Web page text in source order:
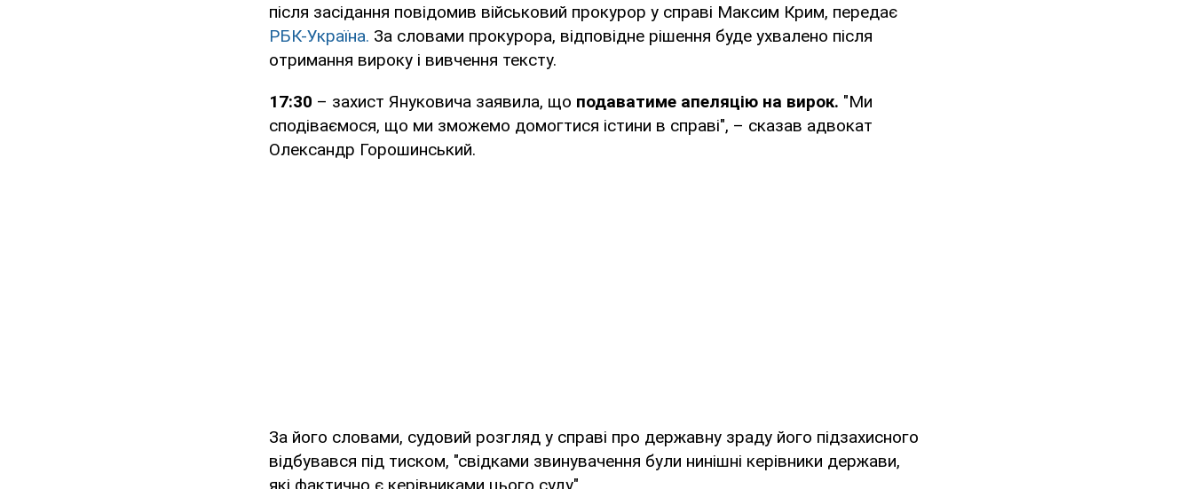
після засідання повідомив військовий прокурор у справі Максим Крим, передає
РБК-Україна. За словами прокурора, відповідне рішення буде ухвалено після
отримання вироку і вивчення тексту.
17:30 – захист Януковича заявила, що подаватиме апеляцію на вирок. "Ми
сподіваємося, що ми зможемо домогтися істини в справі", – сказав адвокат
Олександр Горошинський.
За його словами, судовий розгляд у справі про державну зраду його підзахисного
відбувався під тиском, "свідками звинувачення були нинішні керівники держави,